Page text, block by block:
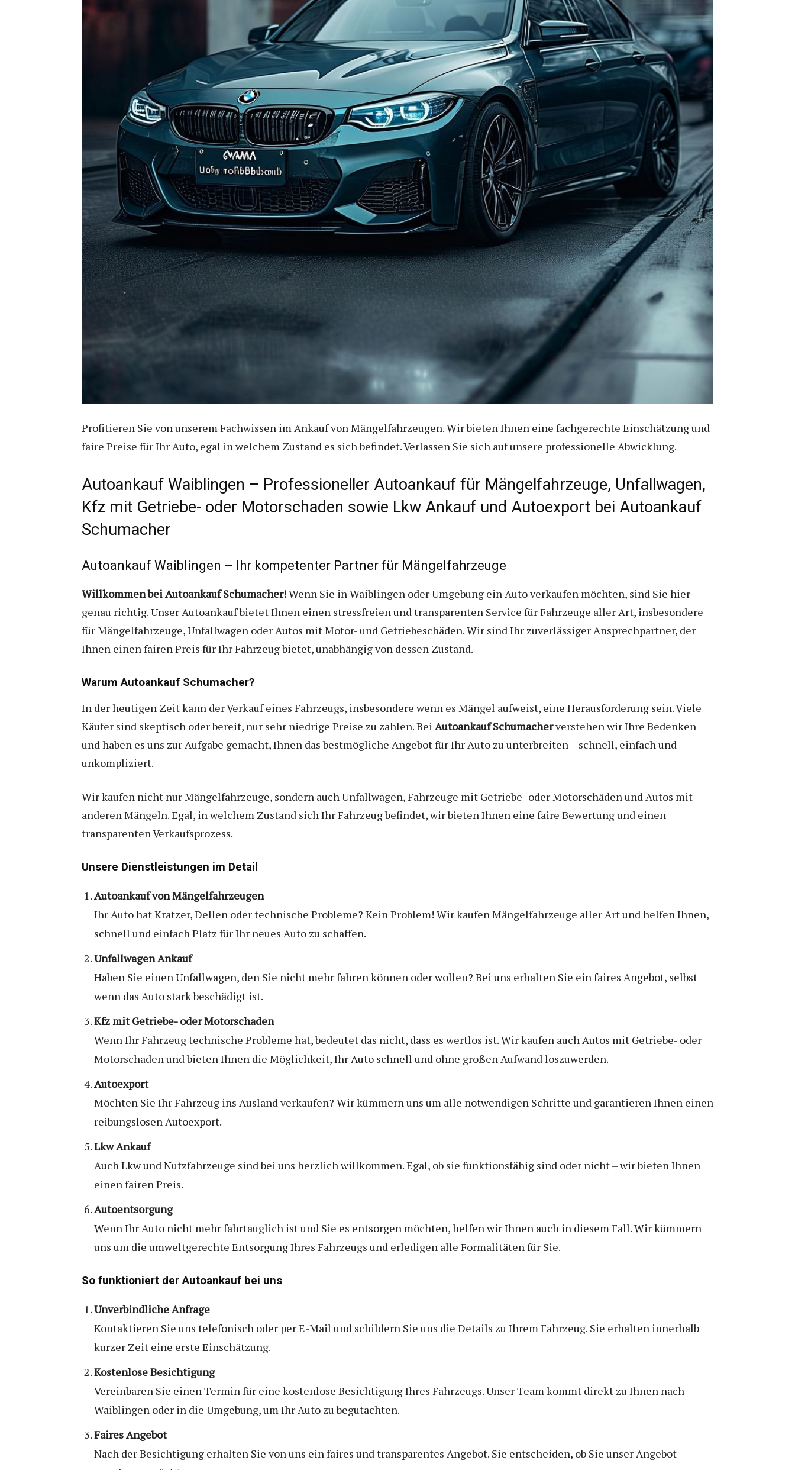
Profitieren Sie von unserem Fachwissen im Ankauf von Mängelfahrzeugen. Wir bieten Ihnen eine fachgerechte Einschätzung und
faire Preise für Ihr Auto, egal in welchem Zustand es sich befindet. Verlassen Sie sich auf unsere professionelle Abwicklung.
Autoankauf Waiblingen – Professioneller Autoankauf für Mängelfahrzeuge, Unfallwagen,
Kfz mit Getriebe- oder Motorschaden sowie Lkw Ankauf und Autoexport bei Autoankauf
Schumacher
Autoankauf Waiblingen – Ihr kompetenter Partner für Mängelfahrzeuge
Willkommen bei Autoankauf Schumacher!Wenn Sie in Waiblingen oder Umgebung ein Auto verkaufen möchten, sind Sie hier
genau richtig. Unser Autoankauf bietet Ihnen einen stressfreien und transparenten Service für Fahrzeuge aller Art, insbesondere
für Mängelfahrzeuge, Unfallwagen oder Autos mit Motor- und Getriebeschäden. Wir sind Ihr zuverlässiger Ansprechpartner, der
Ihnen einen fairen Preis für Ihr Fahrzeug bietet, unabhängig von dessen Zustand.
Warum Autoankauf Schumacher?
In der heutigen Zeit kann der Verkauf eines Fahrzeugs, insbesondere wenn es Mängel aufweist, eine Herausforderung sein. Viele
Käufer sind skeptisch oder bereit, nur sehr niedrige Preise zu zahlen. Bei Autoankauf Schumacherverstehen wir Ihre Bedenken
und haben es uns zur Aufgabe gemacht, Ihnen das bestmögliche Angebot für Ihr Auto zu unterbreiten – schnell, einfach und
unkompliziert.
Wir kaufen nicht nur Mängelfahrzeuge, sondern auch Unfallwagen, Fahrzeuge mit Getriebe- oder Motorschäden und Autos mit
anderen Mängeln. Egal, in welchem Zustand sich Ihr Fahrzeug befindet, wir bieten Ihnen eine faire Bewertung und einen
transparenten Verkaufsprozess.
Unsere Dienstleistungen im Detail
Autoankauf von Mängelfahrzeugen
Ihr Auto hat Kratzer, Dellen oder technische Probleme? Kein Problem! Wir kaufen Mängelfahrzeuge aller Art und helfen Ihnen,
schnell und einfach Platz für Ihr neues Auto zu schaffen.
Unfallwagen Ankauf
Haben Sie einen Unfallwagen, den Sie nicht mehr fahren können oder wollen? Bei uns erhalten Sie ein faires Angebot, selbst
wenn das Auto stark beschädigt ist.
Kfz mit Getriebe- oder Motorschaden
Wenn Ihr Fahrzeug technische Probleme hat, bedeutet das nicht, dass es wertlos ist. Wir kaufen auch Autos mit Getriebe- oder
Motorschaden und bieten Ihnen die Möglichkeit, Ihr Auto schnell und ohne großen Aufwand loszuwerden.
Autoexport
Möchten Sie Ihr Fahrzeug ins Ausland verkaufen? Wir kümmern uns um alle notwendigen Schritte und garantieren Ihnen einen
reibungslosen Autoexport.
Lkw Ankauf
Auch Lkw und Nutzfahrzeuge sind bei uns herzlich willkommen. Egal, ob sie funktionsfähig sind oder nicht – wir bieten Ihnen
einen fairen Preis.
Autoentsorgung
Wenn Ihr Auto nicht mehr fahrtauglich ist und Sie es entsorgen möchten, helfen wir Ihnen auch in diesem Fall. Wir kümmern
uns um die umweltgerechte Entsorgung Ihres Fahrzeugs und erledigen alle Formalitäten für Sie.
So funktioniert der Autoankauf bei uns
Unverbindliche Anfrage
Kontaktieren Sie uns telefonisch oder per E-Mail und schildern Sie uns die Details zu Ihrem Fahrzeug. Sie erhalten innerhalb
kurzer Zeit eine erste Einschätzung.
Kostenlose Besichtigung
Vereinbaren Sie einen Termin für eine kostenlose Besichtigung Ihres Fahrzeugs. Unser Team kommt direkt zu Ihnen nach
Waiblingen oder in die Umgebung, um Ihr Auto zu begutachten.
Faires Angebot
Nach der Besichtigung erhalten Sie von uns ein faires und transparentes Angebot. Sie entscheiden, ob Sie unser Angebot